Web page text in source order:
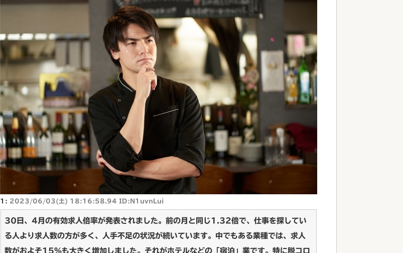
1: 2023/06/03(土) 18:16:58.94 ID:N1uvnLui
30日、4月の有効求人倍率が発表されました。前の月と同じ1.32倍で、仕事を探してい
る人より求人数の方が多く、人手不足の状況が続いています。中でもある業種では、求人
数がおよそ15％も大きく増加しました。それがホテルなどの「宿泊」業です。特に脱コロ